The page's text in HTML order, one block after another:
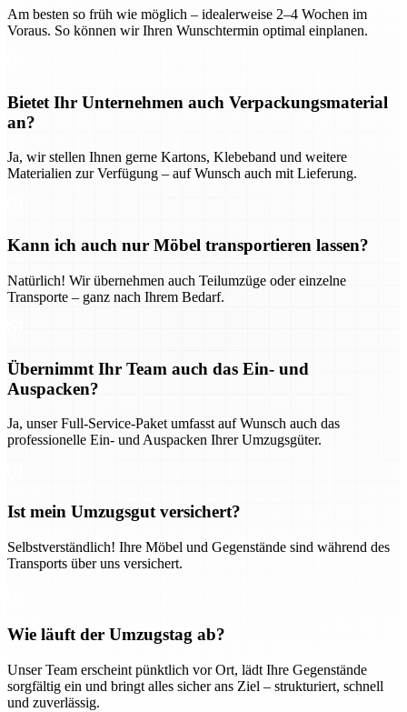
Am besten so früh wie möglich – idealerweise 2–4 Wochen im
Voraus. So können wir Ihren Wunschtermin optimal einplanen.
Bietet Ihr Unternehmen auch Verpackungsmaterial
an?
Ja, wir stellen Ihnen gerne Kartons, Klebeband und weitere
Materialien zur Verfügung – auf Wunsch auch mit Lieferung.
Kann ich auch nur Möbel transportieren lassen?
Natürlich! Wir übernehmen auch Teilumzüge oder einzelne
Transporte – ganz nach Ihrem Bedarf.
Übernimmt Ihr Team auch das Ein- und
Auspacken?
Ja, unser Full-Service-Paket umfasst auf Wunsch auch das
professionelle Ein- und Auspacken Ihrer Umzugsgüter.
Ist mein Umzugsgut versichert?
Selbstverständlich! Ihre Möbel und Gegenstände sind während des
Transports über uns versichert.
Wie läuft der Umzugstag ab?
Unser Team erscheint pünktlich vor Ort, lädt Ihre Gegenstände
sorgfältig ein und bringt alles sicher ans Ziel – strukturiert, schnell
und zuverlässig.